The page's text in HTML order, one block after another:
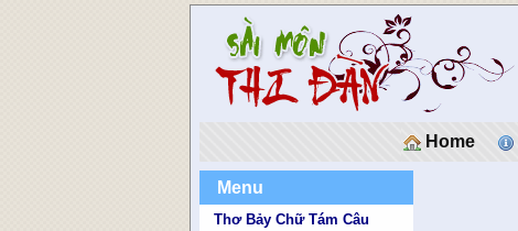
Home
Menu
Thơ Bảy Chữ Tám Câu